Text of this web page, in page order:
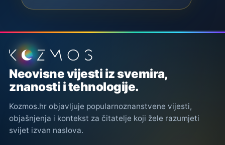
Podnožje stranice
Neovisne vijesti iz svemira,
znanosti i tehnologije.
Kozmos.hr objavljuje popularnoznanstvene vijesti,
objašnjenja i kontekst za čitatelje koji žele razumjeti
svijet izvan naslova.